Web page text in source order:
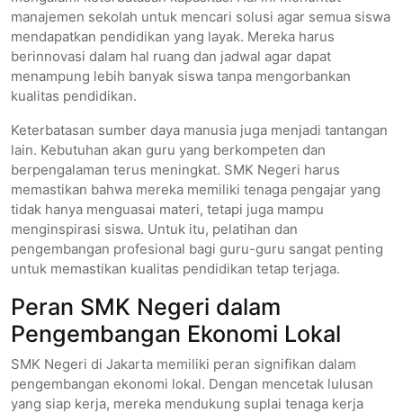
manajemen sekolah untuk mencari solusi agar semua siswa
mendapatkan pendidikan yang layak. Mereka harus
berinnovasi dalam hal ruang dan jadwal agar dapat
menampung lebih banyak siswa tanpa mengorbankan
kualitas pendidikan.
Keterbatasan sumber daya manusia juga menjadi tantangan
lain. Kebutuhan akan guru yang berkompeten dan
berpengalaman terus meningkat. SMK Negeri harus
memastikan bahwa mereka memiliki tenaga pengajar yang
tidak hanya menguasai materi, tetapi juga mampu
menginspirasi siswa. Untuk itu, pelatihan dan
pengembangan profesional bagi guru-guru sangat penting
untuk memastikan kualitas pendidikan tetap terjaga.
Peran SMK Negeri dalam
Pengembangan Ekonomi Lokal
SMK Negeri di Jakarta memiliki peran signifikan dalam
pengembangan ekonomi lokal. Dengan mencetak lulusan
yang siap kerja, mereka mendukung suplai tenaga kerja